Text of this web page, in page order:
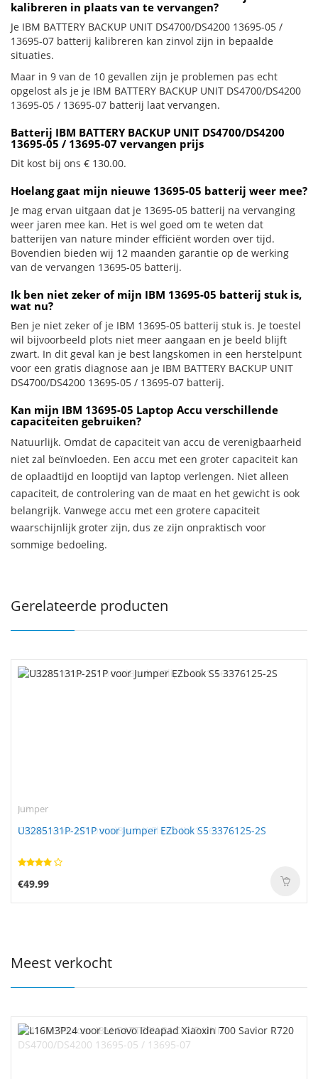
kalibreren in plaats van te vervangen?
Je IBM BATTERY BACKUP UNIT DS4700/DS4200 13695-05 /
13695-07 batterij kalibreren kan zinvol zijn in bepaalde
situaties.
Maar in 9 van de 10 gevallen zijn je problemen pas echt
opgelost als je je IBM BATTERY BACKUP UNIT DS4700/DS4200
13695-05 / 13695-07 batterij laat vervangen.
Batterij IBM BATTERY BACKUP UNIT DS4700/DS4200
13695-05 / 13695-07 vervangen prijs
Dit kost bij ons € 130.00.
Hoelang gaat mijn nieuwe 13695-05 batterij weer mee?
Je mag ervan uitgaan dat je 13695-05 batterij na vervanging
weer jaren mee kan. Het is wel goed om te weten dat
batterijen van nature minder efficiënt worden over tijd.
Bovendien bieden wij 12 maanden garantie op de werking
van de vervangen 13695-05 batterij.
Ik ben niet zeker of mijn IBM 13695-05 batterij stuk is,
wat nu?
Ben je niet zeker of je IBM 13695-05 batterij stuk is. Je toestel
wil bijvoorbeeld plots niet meer aangaan en je beeld blijft
zwart. In dit geval kan je best langskomen in een herstelpunt
voor een gratis diagnose aan je IBM BATTERY BACKUP UNIT
DS4700/DS4200 13695-05 / 13695-07 batterij.
Kan mijn IBM 13695-05 Laptop Accu verschillende
capaciteiten gebruiken?
Natuurlijk. Omdat de capaciteit van accu de verenigbaarheid
niet zal beïnvloeden. Een accu met een groter capaciteit kan
de oplaadtijd en looptijd van laptop verlengen. Niet alleen
capaciteit, de controlering van de maat en het gewicht is ook
belangrijk. Vanwege accu met een grotere capaciteit
waarschijnlijk groter zijn, dus ze zijn onpraktisch voor
sommige bedoeling.
Gerelateerde producten
Jumper
U3285131P-2S1P voor Jumper EZbook S5 3376125-2S
€49.99
Meest verkocht